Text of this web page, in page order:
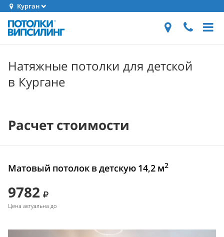
Курган
Натяжные потолки для детской
в Кургане
Расчет стоимости
Матовый потолок в детскую 14,2 м2
9782
Цена актуальна до